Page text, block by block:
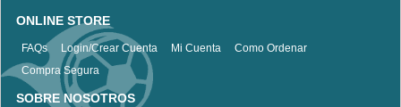
ONLINE STORE
FAQs Login/Crear Cuenta Mi Cuenta
Como Ordenar
Compra Segura
SOBRE NOSOTROS